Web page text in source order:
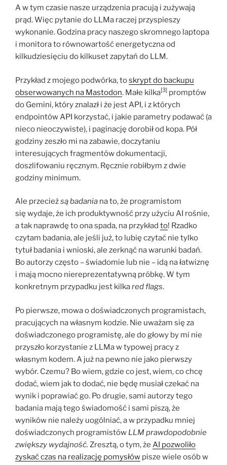
A w tym czasie nasze urządzenia pracują i zużywają
prąd. Więc pytanie do LLMa raczej przyspieszy
wykonanie. Godzina pracy naszego skromnego laptopa
i monitora to równowartość energetyczna od
kilkudziesięciu do kilkuset zapytań do LLM.
Przykład z mojego podwórka, toskrypt do backupu
obserwowanych na Mastodon. Małe kilka[3] promptów
do Gemini, który znalazł i że jest API, i z których
endpointów API korzystać, i jakie parametry podawać (a
nieco nieoczywiste), i paginację dorobił od kopa. Pół
godziny zeszło mi na zabawie, doczytaniu
interesujących fragmentów dokumentacji,
doszlifowaniu ręcznym. Ręcznie robiłbym z dwie
godziny minimum.
Ale przecieżsą badania na to, że programistom
się wydaje, że ich produktywność przy użyciu AI rośnie,
a tak naprawdę to ona spada, na przykład to! Rzadko
czytam badania, ale jeśli już, to lubię czytać nie tylko
tytuł badania i wnioski, ale zerknąć na warunki badań.
Bo autorzy często – świadomie lub nie – idą na łatwiznę
i mają mocno niereprezentatywną próbkę. W tym
konkretnym przypadku jest kilkared flags.
Po pierwsze, mowa o doświadczonych programistach,
pracujących na własnym kodzie. Nie uważam się za
doświadczonego programistę, ale do głowy by mi nie
przyszło korzystanie z LLMa w typowej pracy z
własnym kodem. A już na pewno nie jako pierwszy
wybór. Czemu? Bo wiem, gdzie co jest, wiem, co chcę
dodać, wiem jak to dodać, nie będę musiał czekać na
wynik i poprawiać go. Po drugie, sami autorzy tego
badania mają tego świadomość i sami piszą, że
wyników nie należy uogólniać, a w przypadku mniej
doświadczonych programistów LLM prawdopodobnie
zwiększy wydajność. Zresztą, o tym, że AI pozwoliło
zyskać czas na realizację pomysłów pisze wiele osób w